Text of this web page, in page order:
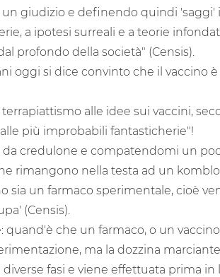
giudizio e definendo quindi
a ipotesi surreali e a teorie
profondo della società" (Censis).
oggi si dice convinto che il vaccino
alle idee sui vaccini,
più improbabili fantasticherie"!
credulone e compatendomi un
rimangono nella testa ad un
sia un farmaco sperimentale, cioè
(Censis).
che un farmaco, o un
ma la dozzina
fasi e viene effettuata prima